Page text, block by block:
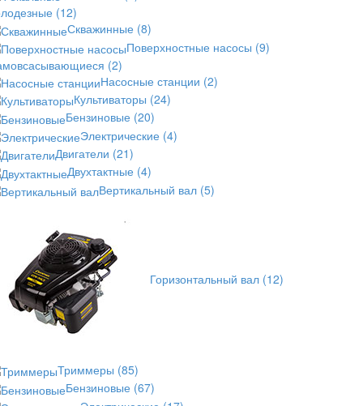
(12)
Скважинные (8)
Поверхностные насосы (9)
(2)
Насосные станции (2)
Культиваторы (24)
Бензиновые (20)
Электрические (4)
Двигатели (21)
Двухтактные (4)
Вертикальный вал (5)
Горизонтальный вал (12)
Триммеры (85)
Бензиновые (67)